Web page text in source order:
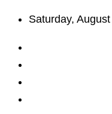
Skip
content
Saturday,